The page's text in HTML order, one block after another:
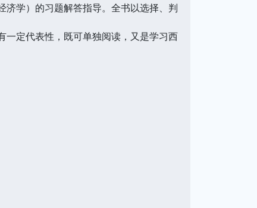
学）的习题解答指导。全书以选择、判
定代表性，既可单独阅读，又是学习西